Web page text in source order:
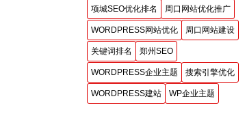
项城SEO优化排名 周口网站优化推广
WORDPRESS网站优化 周口网站建设
关键词排名 郑州SEO
WORDPRESS企业主题 搜索引擎优化
WORDPRESS建站 WP企业主题